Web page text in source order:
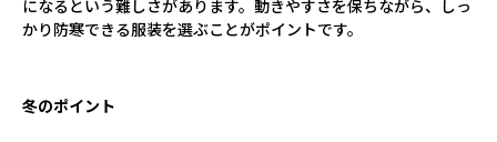
になるという難しさがあります。動きやすさを保ちながら、しっ
かり防寒できる服装を選ぶことがポイントです。
冬のポイント